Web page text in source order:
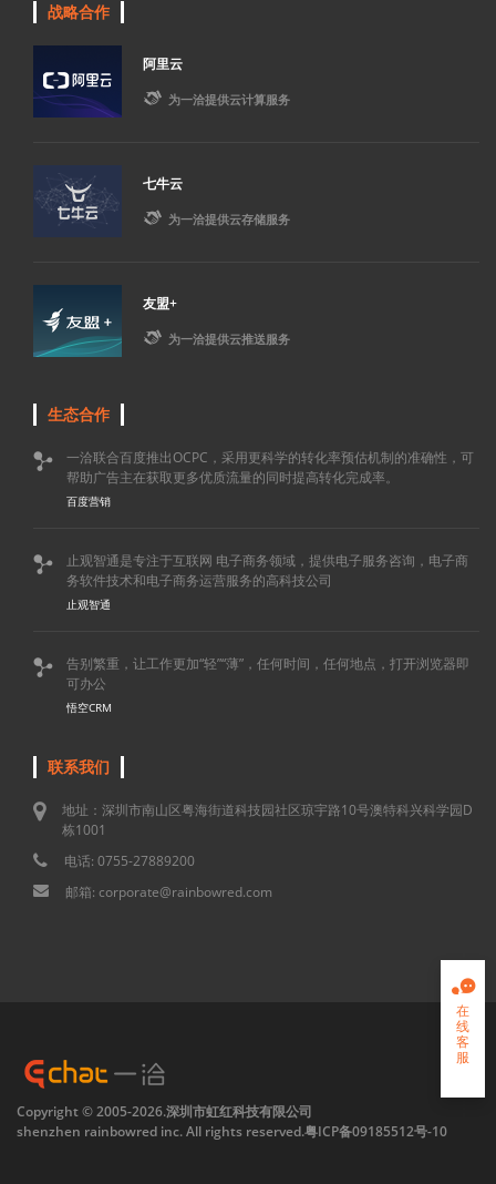
战略合作
阿里云
 为一洽提供云计算服务
七牛云
 为一洽提供云存储服务
友盟+
 为一洽提供云推送服务
生态合作

一洽联合百度推出OCPC，采用更科学的转化率预估机制的准确性，可
帮助广告主在获取更多优质流量的同时提高转化完成率。
百度营销

止观智通是专注于互联网 电子商务领域，提供电子服务咨询，电子商
务软件技术和电子商务运营服务的高科技公司
止观智通

告别繁重，让工作更加“轻”“薄”，任何时间，任何地点，打开浏览器即
可办公
悟空CRM
联系我们
地址：深圳市南山区粤海街道科技园社区琼宇路10号澳特科兴科学园D
栋1001
电话: 0755-27889200
邮箱: corporate@rainbowred.com

在
线
客
服
Copyright © 2005-2026.深圳市虹红科技有限公司
shenzhen rainbowred inc. All rights reserved.粤ICP备09185512号-10